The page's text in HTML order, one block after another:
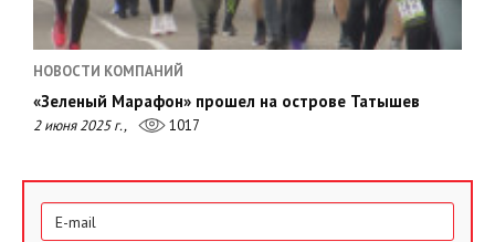
НОВОСТИ КОМПАНИЙ
«Зеленый Марафон» прошел на острове Татышев
2 июня 2025 г., 1017